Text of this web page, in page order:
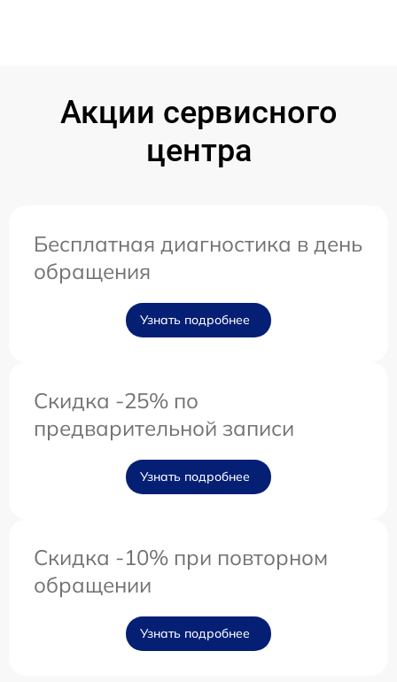
Акции сервисного
центра
Бесплатная диагностика в день
обращения
Узнать подробнее
Скидка -25% по
предварительной записи
Узнать подробнее
Скидка -10% при повторном
обращении
Узнать подробнее